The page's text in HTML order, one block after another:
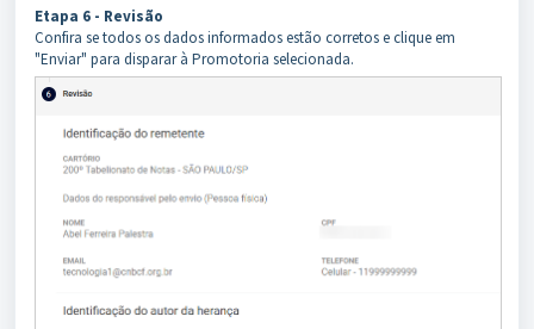
Etapa 6 - Revisão
Confira se todos os dados informados estão corretos e clique em
"Enviar" para disparar à Promotoria selecionada.